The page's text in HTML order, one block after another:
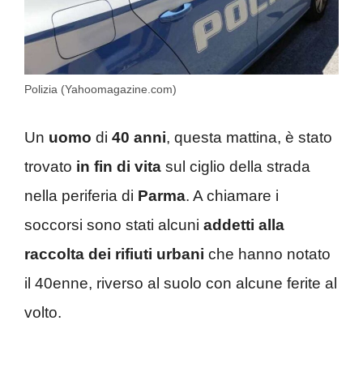
Polizia (Yahoomagazine.com)
Un uomo di 40 anni, questa mattina, è stato
trovato in fin di vita sul ciglio della strada
nella periferia di Parma. A chiamare i
soccorsi sono stati alcuni addetti alla
raccolta dei rifiuti urbani che hanno notato
il 40enne, riverso al suolo con alcune ferite al
volto.